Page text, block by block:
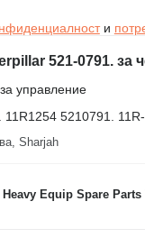
и
521-0791. за
управление
5210791.
Sharjah
Parts TR L.L.C Sole